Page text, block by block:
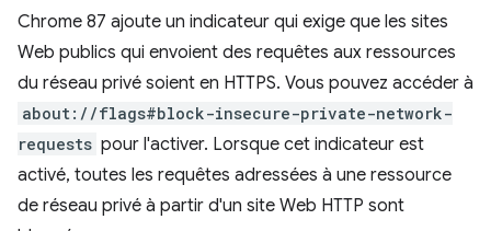
Chrome 87 ajoute un indicateur qui exige que les sites
Web publics qui envoient des requêtes aux ressources
du réseau privé soient en HTTPS. Vous pouvez accéder à
about://flags#block-insecure-private-network-
requests pour l'activer. Lorsque cet indicateur est
activé, toutes les requêtes adressées à une ressource
de réseau privé à partir d'un site Web HTTP sont